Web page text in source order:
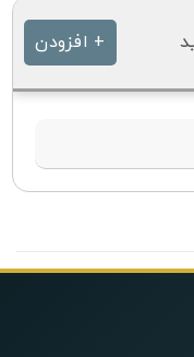
+ افزودن